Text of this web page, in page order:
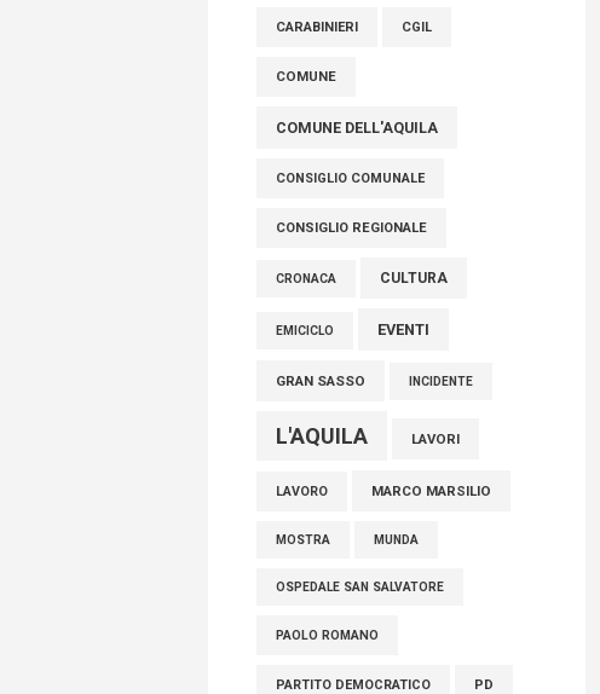
tra cui molti abruzzesi"
06 Agosto 2026
CARABINIERI CGIL
COMUNE
COMUNE DELL'AQUILA
CONSIGLIO COMUNALE
CONSIGLIO REGIONALE
CRONACA CULTURA
EMICICLO EVENTI
GRAN SASSO INCIDENTE
L'AQUILA LAVORI
LAVORO MARCO MARSILIO
MOSTRA MUNDA
OSPEDALE SAN SALVATORE
PAOLO ROMANO
PARTITO DEMOCRATICO PD